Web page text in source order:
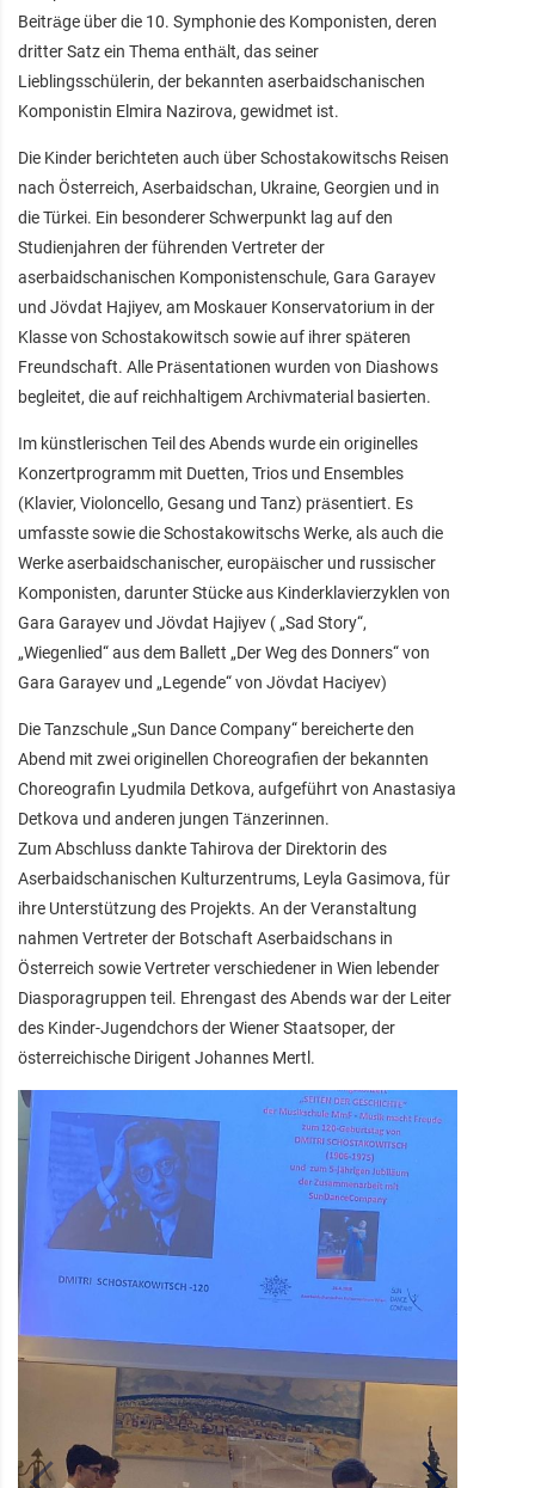
Beiträge über die 10. Symphonie des Komponisten, deren
dritter Satz ein Thema enthält, das seiner
Lieblingsschülerin, der bekannten aserbaidschanischen
Komponistin Elmira Nazirova, gewidmet ist.
Die Kinder berichteten auch über Schostakowitschs Reisen
nach Österreich, Aserbaidschan, Ukraine, Georgien und in
die Türkei. Ein besonderer Schwerpunkt lag auf den
Studienjahren der führenden Vertreter der
aserbaidschanischen Komponistenschule, Gara Garayev
und Jövdat Hajiyev, am Moskauer Konservatorium in der
Klasse von Schostakowitsch sowie auf ihrer späteren
Freundschaft. Alle Präsentationen wurden von Diashows
begleitet, die auf reichhaltigem Archivmaterial basierten.
Im künstlerischen Teil des Abends wurde ein originelles
Konzertprogramm mit Duetten, Trios und Ensembles
(Klavier, Violoncello, Gesang und Tanz) präsentiert. Es
umfasste sowie die Schostakowitschs Werke, als auch die
Werke aserbaidschanischer, europäischer und russischer
Komponisten, darunter Stücke aus Kinderklavierzyklen von
Gara Garayev und Jövdat Hajiyev ( „Sad Story“,
„Wiegenlied“ aus dem Ballett „Der Weg des Donners“ von
Gara Garayev und „Legende“ von Jövdat Haciyev)
Die Tanzschule „Sun Dance Company“ bereicherte den
Abend mit zwei originellen Choreografien der bekannten
Choreografin Lyudmila Detkova, aufgeführt von Anastasiya
Detkova und anderen jungen Tänzerinnen.
Zum Abschluss dankte Tahirova der Direktorin des
Aserbaidschanischen Kulturzentrums, Leyla Gasimova, für
ihre Unterstützung des Projekts. An der Veranstaltung
nahmen Vertreter der Botschaft Aserbaidschans in
Österreich sowie Vertreter verschiedener in Wien lebender
Diasporagruppen teil. Ehrengast des Abends war der Leiter
des Kinder-Jugendchors der Wiener Staatsoper, der
österreichische Dirigent Johannes Mertl.